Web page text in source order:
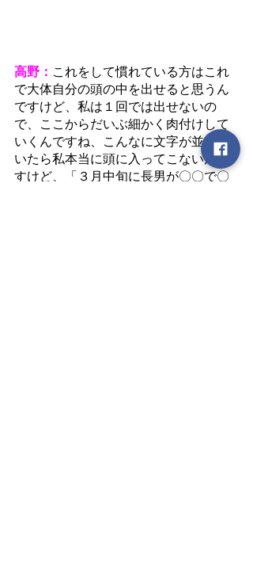
高野： これをして慣れている方はこれ
で大体自分の頭の中を出せると思うん
ですけど、私は１回では出せないの
で、ここからだいぶ細かく肉付けして
いくんですね、こんなに文字が並んで
いたら私本当に頭に入ってこないんで
すけど、「３月中旬に長男が〇〇で〇